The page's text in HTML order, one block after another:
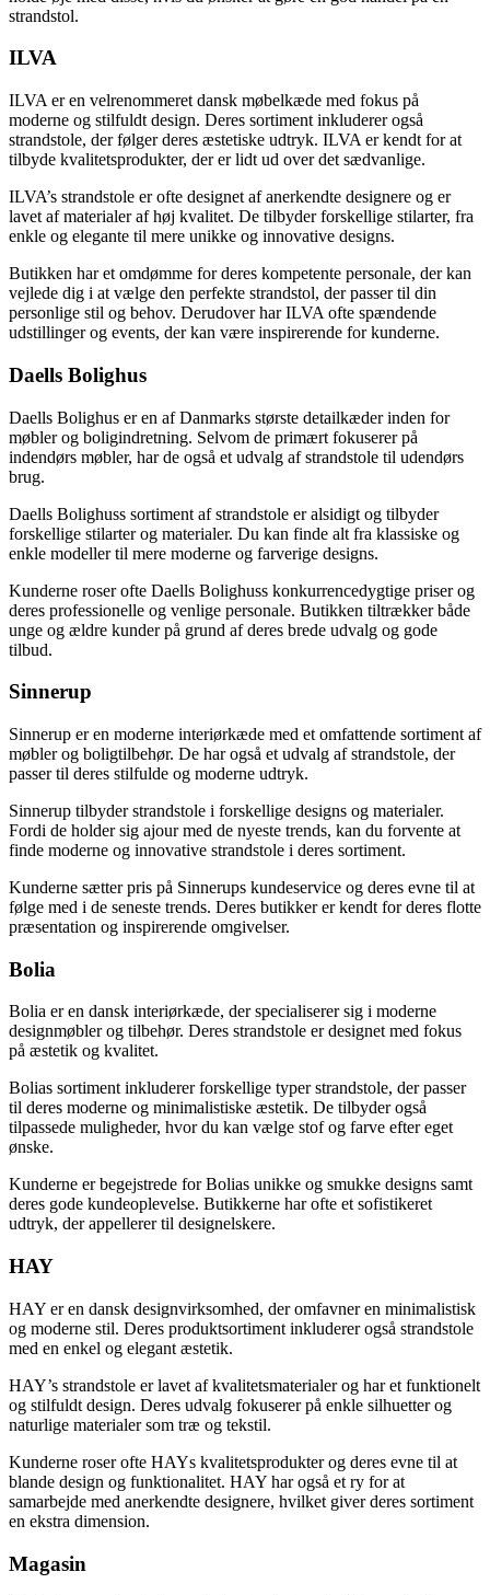
strandstol.
ILVA
ILVA er en velrenommeret dansk møbelkæde med fokus på
moderne og stilfuldt design. Deres sortiment inkluderer også
strandstole, der følger deres æstetiske udtryk. ILVA er kendt for at
tilbyde kvalitetsprodukter, der er lidt ud over det sædvanlige.
ILVA’s strandstole er ofte designet af anerkendte designere og er
lavet af materialer af høj kvalitet. De tilbyder forskellige stilarter, fra
enkle og elegante til mere unikke og innovative designs.
Butikken har et omdømme for deres kompetente personale, der kan
vejlede dig i at vælge den perfekte strandstol, der passer til din
personlige stil og behov. Derudover har ILVA ofte spændende
udstillinger og events, der kan være inspirerende for kunderne.
Daells Bolighus
Daells Bolighus er en af Danmarks største detailkæder inden for
møbler og boligindretning. Selvom de primært fokuserer på
indendørs møbler, har de også et udvalg af strandstole til udendørs
brug.
Daells Bolighuss sortiment af strandstole er alsidigt og tilbyder
forskellige stilarter og materialer. Du kan finde alt fra klassiske og
enkle modeller til mere moderne og farverige designs.
Kunderne roser ofte Daells Bolighuss konkurrencedygtige priser og
deres professionelle og venlige personale. Butikken tiltrækker både
unge og ældre kunder på grund af deres brede udvalg og gode
tilbud.
Sinnerup
Sinnerup er en moderne interiørkæde med et omfattende sortiment af
møbler og boligtilbehør. De har også et udvalg af strandstole, der
passer til deres stilfulde og moderne udtryk.
Sinnerup tilbyder strandstole i forskellige designs og materialer.
Fordi de holder sig ajour med de nyeste trends, kan du forvente at
finde moderne og innovative strandstole i deres sortiment.
Kunderne sætter pris på Sinnerups kundeservice og deres evne til at
følge med i de seneste trends. Deres butikker er kendt for deres flotte
præsentation og inspirerende omgivelser.
Bolia
Bolia er en dansk interiørkæde, der specialiserer sig i moderne
designmøbler og tilbehør. Deres strandstole er designet med fokus
på æstetik og kvalitet.
Bolias sortiment inkluderer forskellige typer strandstole, der passer
til deres moderne og minimalistiske æstetik. De tilbyder også
tilpassede muligheder, hvor du kan vælge stof og farve efter eget
ønske.
Kunderne er begejstrede for Bolias unikke og smukke designs samt
deres gode kundeoplevelse. Butikkerne har ofte et sofistikeret
udtryk, der appellerer til designelskere.
HAY
HAY er en dansk designvirksomhed, der omfavner en minimalistisk
og moderne stil. Deres produktsortiment inkluderer også strandstole
med en enkel og elegant æstetik.
HAY’s strandstole er lavet af kvalitetsmaterialer og har et funktionelt
og stilfuldt design. Deres udvalg fokuserer på enkle silhuetter og
naturlige materialer som træ og tekstil.
Kunderne roser ofte HAYs kvalitetsprodukter og deres evne til at
blande design og funktionalitet. HAY har også et ry for at
samarbejde med anerkendte designere, hvilket giver deres sortiment
en ekstra dimension.
Magasin